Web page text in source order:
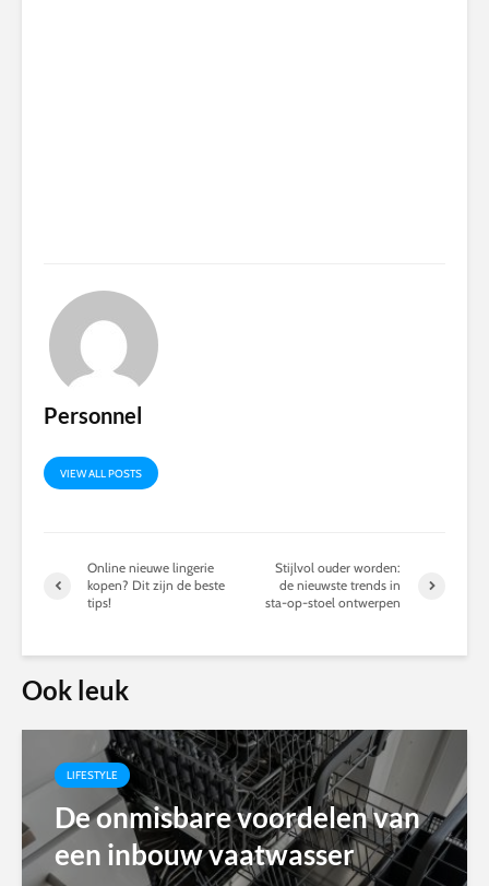
Personnel
VIEW ALL POSTS
Online nieuwe lingerie
kopen? Dit zijn de beste
tips!
Stijlvol ouder worden:
de nieuwste trends in
sta-op-stoel ontwerpen
Ook leuk
LIFESTYLE
De onmisbare voordelen van
een inbouw vaatwasser